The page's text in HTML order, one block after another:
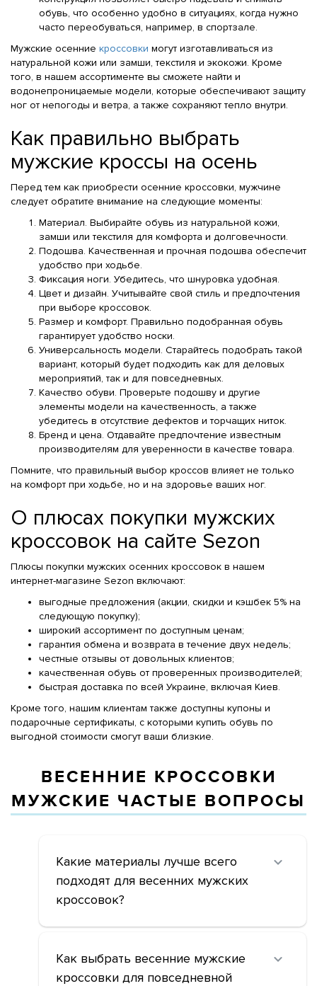
обувь, что особенно удобно в ситуациях, когда нужно
часто переобуваться, например, в спортзале.
Мужские осенние кроссовки могут изготавливаться из
натуральной кожи или замши, текстиля и экокожи. Кроме
того, в нашем ассортименте вы сможете найти и
водонепроницаемые модели, которые обеспечивают защиту
ног от непогоды и ветра, а также сохраняют тепло внутри.
Как правильно выбрать
мужские кроссы на осень
Перед тем как приобрести осенние кроссовки, мужчине
следует обратите внимание на следующие моменты:
Материал. Выбирайте обувь из натуральной кожи,
замши или текстиля для комфорта и долговечности.
Подошва. Качественная и прочная подошва обеспечит
удобство при ходьбе.
Фиксация ноги. Убедитесь, что шнуровка удобная.
Цвет и дизайн. Учитывайте свой стиль и предпочтения
при выборе кроссовок.
Размер и комфорт. Правильно подобранная обувь
гарантирует удобство носки.
Универсальность модели. Старайтесь подобрать такой
вариант, который будет подходить как для деловых
мероприятий, так и для повседневных.
Качество обуви. Проверьте подошву и другие
элементы модели на качественность, а также
убедитесь в отсутствие дефектов и торчащих ниток.
Бренд и цена. Отдавайте предпочтение известным
производителям для уверенности в качестве товара.
Помните, что правильный выбор кроссов влияет не только
на комфорт при ходьбе, но и на здоровье ваших ног.
О плюсах покупки мужских
кроссовок на сайте Sezon
Плюсы покупки мужских осенних кроссовок в нашем
интернет-магазине Sezon включают:
выгодные предложения (акции, скидки и кэшбек 5% на
следующую покупку);
широкий ассортимент по доступным ценам;
гарантия обмена и возврата в течение двух недель;
честные отзывы от довольных клиентов;
качественная обувь от проверенных производителей;
быстрая доставка по всей Украине, включая Киев.
Кроме того, нашим клиентам также доступны купоны и
подарочные сертификаты, с которыми купить обувь по
выгодной стоимости смогут ваши близкие.
ВЕСЕННИЕ КРОССОВКИ
МУЖСКИЕ ЧАСТЫЕ ВОПРОСЫ
Какие материалы лучше всего
подходят для весенних мужских
кроссовок?
Как выбрать весенние мужские
кроссовки для повседневной